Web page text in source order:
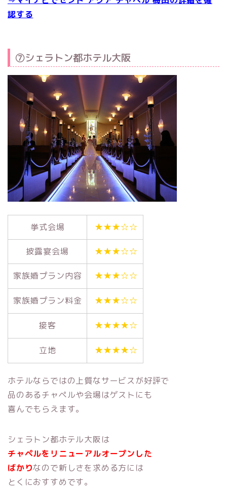
認する
⑦シェラトン都ホテル大阪
挙式会場 ★★★☆☆
披露宴会場 ★★★☆☆
家族婚プラン内容 ★★★☆☆
家族婚プラン料金 ★★★☆☆
接客 ★★★★☆
立地 ★★★★☆
ホテルならではの上質なサービスが好評で
品のあるチャペルや会場はゲストにも
喜んでもらえます。
シェラトン都ホテル大阪は
チャペルをリニューアルオープンした
ばかりなので新しさを求める方には
とくにおすすめです。